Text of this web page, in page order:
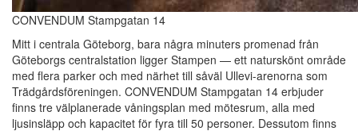
CONVENDUM Stampgatan 14
Mitt i centrala Göteborg, bara några minuters promenad från
Göteborgs centralstation ligger Stampen — ett naturskönt område
med flera parker och med närhet till såväl Ullevi-arenorna som
Trädgårdsföreningen. CONVENDUM Stampgatan 14 erbjuder
finns tre välplanerade våningsplan med mötesrum, alla med
ljusinsläpp och kapacitet för fyra till 50 personer. Dessutom finns